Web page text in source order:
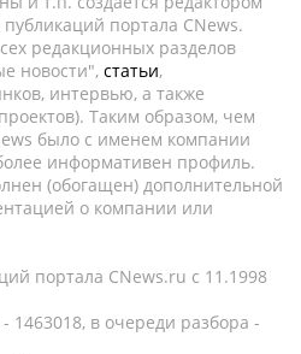
портала CNews.
редакционных разделов
новости", статьи,
интервью, а также
Таким образом, чем
было с именем компании
информативен профиль.
(обогащен) дополнительной
о компании или
портала CNews.ru c 11.1998
в очереди разбора -